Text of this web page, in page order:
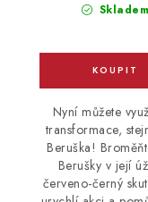
Skladem
Nyní můžete
transformace,
Beruška!
Berušky v její
červeno-černý